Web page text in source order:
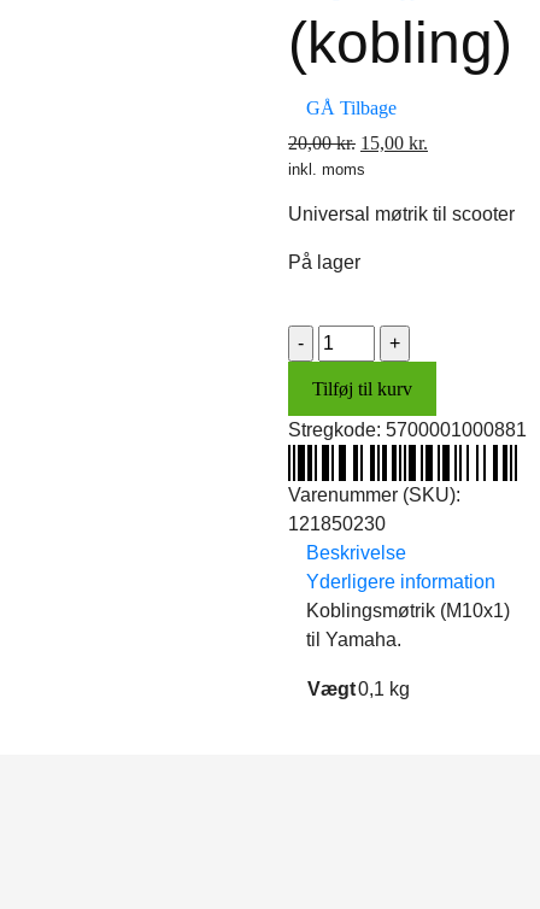
(kobling)
GÅ Tilbage
20,00kr. Den
oprindelige
20,00 kr..
15,00 kr.
inkl. moms
Universal møtrik til scooter
På lager
Møtrik
M10x1
(kobling)
antal
Tilføj til kurv
Stregkode: 5700001000881
Varenummer (SKU):
121850230
Beskrivelse
Yderligere information
Koblingsmøtrik (M10x1)
til Yamaha.
Vægt0,1 kg